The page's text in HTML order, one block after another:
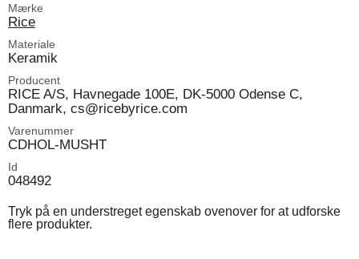
Mærke
Rice
Materiale
Keramik
Producent
RICE A/S, Havnegade 100E, DK-5000 Odense C,
Danmark, cs@ricebyrice.com
Varenummer
CDHOL-MUSHT
Id
048492
Tryk på en understreget egenskab ovenover for at udforske
flere produkter.